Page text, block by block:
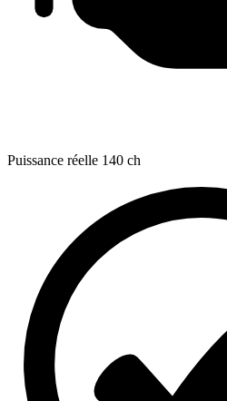
Puissance réelle 140 ch